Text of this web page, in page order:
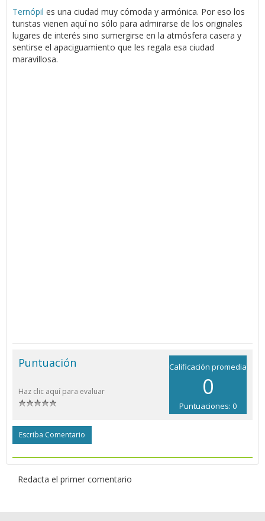
Ternópil es una ciudad muy cómoda y armónica. Por eso los
turistas vienen aquí no sólo para admirarse de los originales
lugares de interés sino sumergirse en la atmósfera casera y
sentirse el apaciguamiento que les regala esa ciudad
maravillosa.
Calificación promedia
0
Puntuaciones: 0
Puntuación
Haz clic aquí para evaluar
Escriba Comentario
Redacta el primer comentario